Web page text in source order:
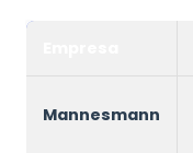
Mannesmann